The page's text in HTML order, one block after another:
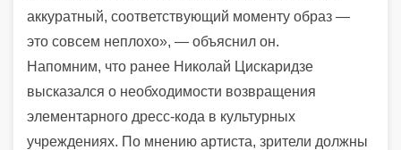
аккуратный, соответствующий моменту образ —
это совсем неплохо», — объяснил он.
Напомним, что ранее Николай Цискаридзе
высказался о необходимости возвращения
элементарного дресс-кода в культурных
учреждениях. По мнению артиста, зрители должны